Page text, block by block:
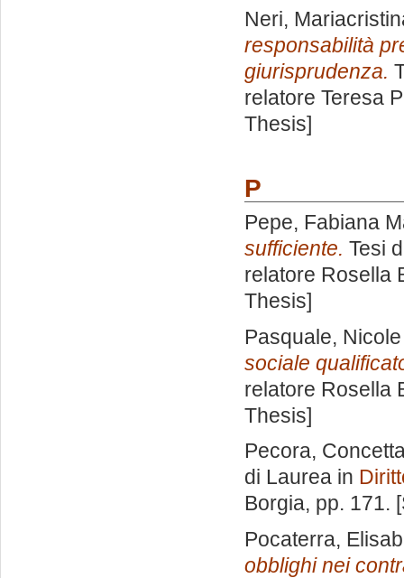
Neri,
responsabilità
giurisprudenza.
relatore Teresa
Thesis]
P
Pepe, Fabiana
sufficiente. Tesi
relatore Rosella
Thesis]
Pasquale, Nicole
sociale
relatore Rosella
Thesis]
Pecora,
di Laurea in
Borgia, pp. 171.
Pocaterra,
obblighi nei